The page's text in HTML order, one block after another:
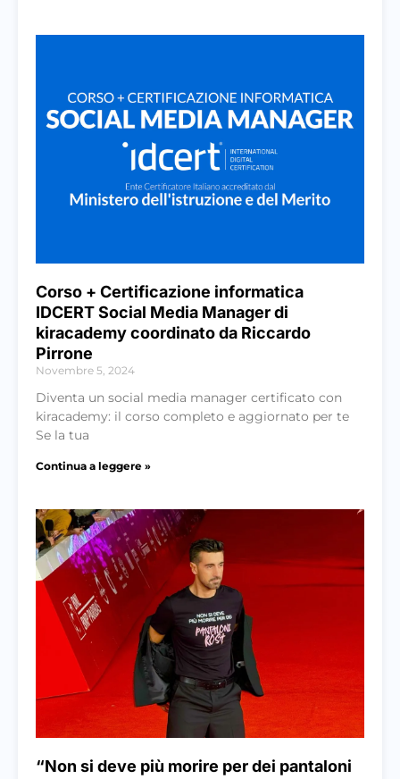
Corso + Certificazione informatica
IDCERT Social Media Manager di
kiracademy coordinato da Riccardo
Pirrone
Novembre 5, 2024
Diventa un social media manager certificato con
kiracademy: il corso completo e aggiornato per te
Se la tua
Continua a leggere »
“Non si deve più morire per dei pantaloni